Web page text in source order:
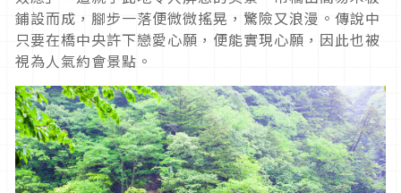
鋪設而成，腳步一落便微微搖晃，驚險又浪漫。傳說中
只要在橋中央許下戀愛心願，便能實現心願，因此也被
視為人氣約會景點。